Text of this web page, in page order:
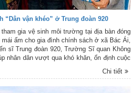
“Dân vận khéo” ở Trung đoàn 920
gia vệ sinh môi trường tại địa bàn đóng
ấm cho gia đình chính sách ở xã Bác Ái,
sĩ Trung đoàn 920, Trường Sĩ quan Không
nhân dân vượt qua khó khăn, ổn định cuộc
Chi tiết